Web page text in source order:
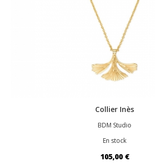
Collier Inès
BDM Studio
En stock
105,00 €